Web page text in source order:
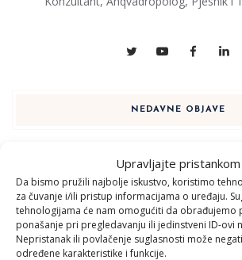
Upravljajte pristankom
Da bismo pružili najbolje iskustvo, koristimo
za čuvanje i/ili pristup informacijama o uređaju.
tehnologijama će nam omogućiti da obrađujemo
ponašanje pri pregledavanju ili jedinstveni ID-ovi
Nepristanak ili povlačenje suglasnosti može
određene karakteristike i funkcije.
NEDAVNE OBJAVE
1 KOLOVOZA, 2026